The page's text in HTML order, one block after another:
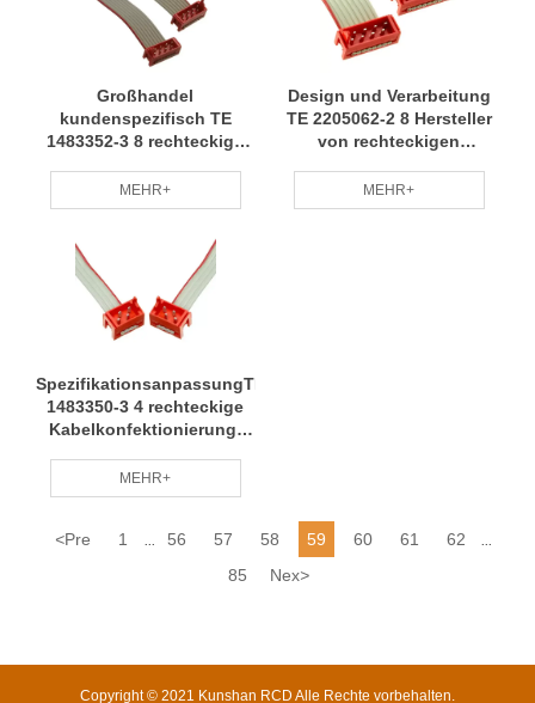
Großhandel
kundenspezifisch TE
1483352-3 8 rechteckige
von Kabelbäumen Alle
Arten von Kabelbäumen
MEHR+
Design und Verarbeitung
TE 2205062-2 8 Hersteller
von rechteckigen
Anschluss von Kabeln
Weit verbreiteter RCD
MEHR+
SpezifikationsanpassungTE
1483350-3 4 rechteckige
Kabelkonfektionierung,
Fertigung auf Anfrage,
RCD
MEHR+
<Pre 1 56 57 58 59 60 61 62
85 Nex>
Copyright © 2021 Kunshan RCD Alle Rechte vorbehalten.